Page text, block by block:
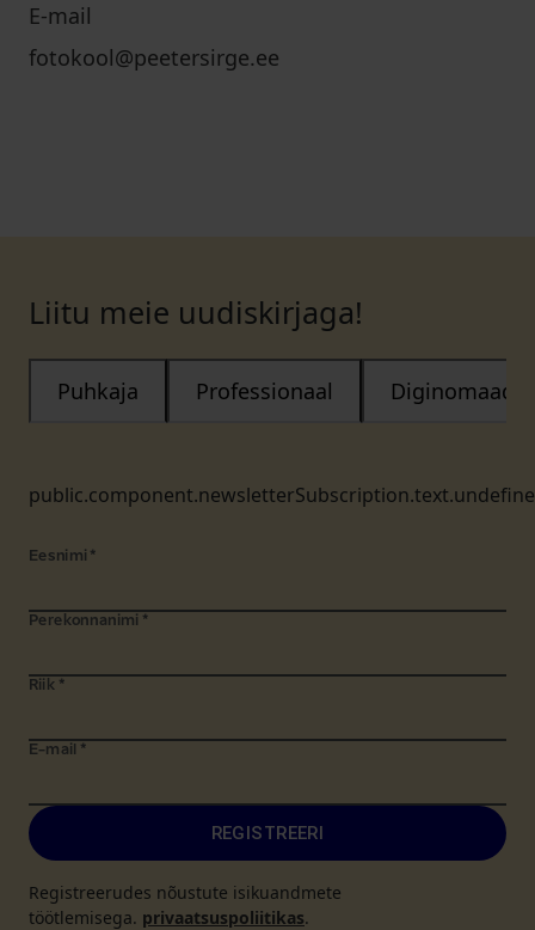
E-mail
fotokool@peetersirge.ee
Liitu meie uudiskirjaga!
Puhkaja Professionaal Diginomaad
Eesnimi *
Perekonnanimi *
Riik *
E-mail *
REGISTREERI
Registreerudes nõustute isikuandmete
töötlemisega. privaatsuspoliitikas.